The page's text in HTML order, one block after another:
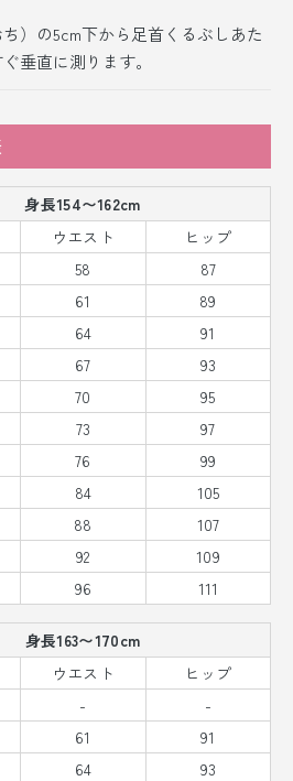
）の5cm下から足首くるぶしあた
垂直に測ります。
身長154〜162cm
ウエスト
ヒップ
58
87
61
89
64
91
67
93
70
95
73
97
76
99
84
105
88
107
92
109
96 111
身長163〜170cm
ウエスト
ヒップ
-
-
61
91
64
93